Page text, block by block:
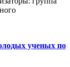
ученых по